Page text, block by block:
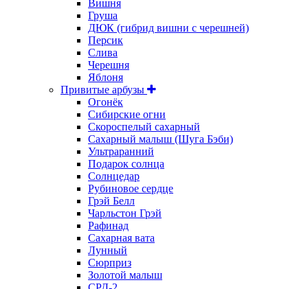
Вишня
Груша
ДЮК (гибрид вишни с черешней)
Персик
Слива
Черешня
Яблоня
Привитые арбузы
Огонёк
Сибирские огни
Скороспелый сахарный
Сахарный малыш (Шуга Бэби)
Ультраранний
Подарок солнца
Солнцедар
Рубиновое сердце
Грэй Белл
Чарльстон Грэй
Рафинад
Сахарная вата
Лунный
Сюрприз
Золотой малыш